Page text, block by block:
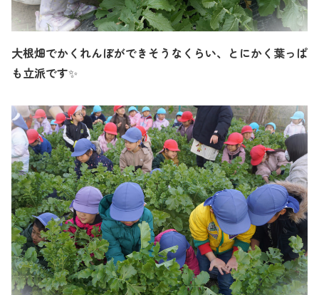
大根畑でかくれんぼができそうなくらい、とにかく葉っぱ
も立派です✨